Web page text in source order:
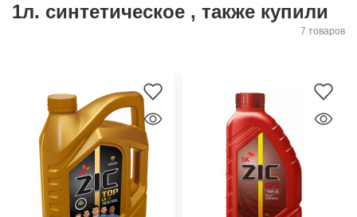
1л. синтетическое , также купили
7 товаров